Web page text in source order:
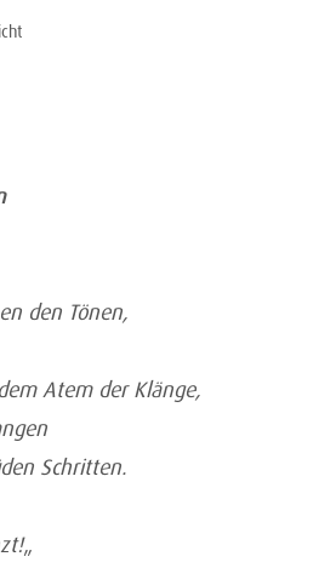
den Tönen,
Atem der Klänge,
Schritten.
„